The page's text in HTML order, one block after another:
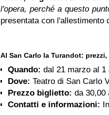
l'opera, perché a questo
presentata con l'allestimento
Al San Carlo la Turandot:
Quando: dal 21 marzo al 1
Dove: Teatro di San Carlo
Prezzo biglietto: da 30,00
Contatti e informazioni: